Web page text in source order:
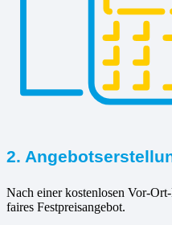
2.
Nach einer kostenlosen Vor-
faires Festpreisangebot.